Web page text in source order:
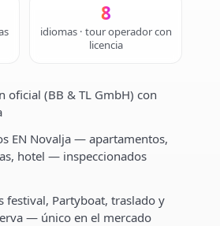
8
idiomas · tour operador con
licencia
oficial (BB & TL GmbH) con
EN Novalja — apartamentos,
hotel — inspeccionados
festival, Partyboat, traslado y
— único en el mercado